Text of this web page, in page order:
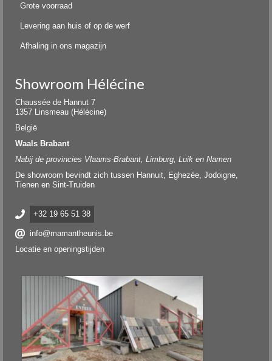
Grote voorraad
Levering aan huis of op de werf
Afhaling in ons magazijn
Showroom Hélécine
Chaussée de Hannut 7
1357 Linsmeau (Hélécine)
België
Waals Brabant
Nabij de provincies Vlaams-Brabant, Limburg, Luik en Namen
De showroom bevindt zich tussen Hannuit, Eghezée, Jodoigne,
Tienen en Sint-Truiden
+32 19 65 51 38
info@mamantheunis.be
Locatie en openingstijden